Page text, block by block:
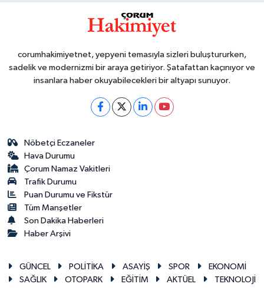
corumhakimiyetnet, yepyeni temasıyla sizleri buluştururken,
sadelik ve modernizmi bir araya getiriyor. Şatafattan kaçınıyor ve
insanlara haber okuyabilecekleri bir altyapı sunuyor.
Nöbetçi Eczaneler
Hava Durumu
Çorum Namaz Vakitleri
Trafik Durumu
Puan Durumu ve Fikstür
Tüm Manşetler
Son Dakika Haberleri
Haber Arşivi
GÜNCEL POLİTİKA ASAYİŞ SPOR
EKONOMİ
SAĞLIK
OTOPARK EĞİTİM AKTÜEL TEKNOLOJİ